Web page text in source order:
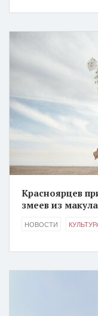
Красноярцев
змеев из
НОВОСТИ